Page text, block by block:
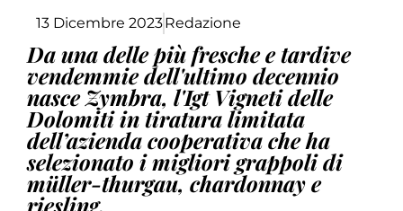
13 Dicembre 2023Redazione
Da una delle più fresche e tardive
vendemmie dell'ultimo decennio
nasce Zymbra, l'Igt Vigneti delle
Dolomiti in tiratura limitata
dell’azienda cooperativa che ha
selezionato i migliori grappoli di
müller-thurgau, chardonnay e
riesling.